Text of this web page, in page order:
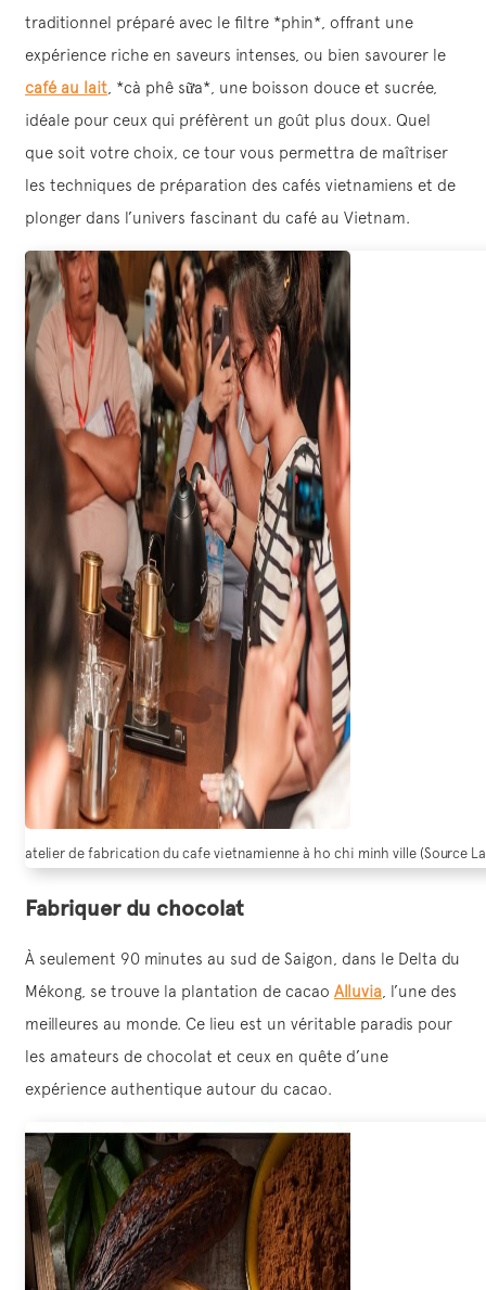
traditionnel préparé avec le filtre *phin*, offrant une
expérience riche en saveurs intenses, ou bien savourer le
café au lait , *cà phê sữa*, une boisson douce et sucrée,
idéale pour ceux qui préfèrent un goût plus doux. Quel
que soit votre choix, ce tour vous permettra de maîtriser
les techniques de préparation des cafés vietnamiens et de
plonger dans l’univers fascinant du café au Vietnam.
atelier de fabrication du cafe vietnamienne à ho chi minh ville (Source
Fabriquer du chocolat
À seulement 90 minutes au sud de Saigon, dans le Delta du
Mékong, se trouve la plantation de cacao Alluvia , l’une des
meilleures au monde. Ce lieu est un véritable paradis pour
les amateurs de chocolat et ceux en quête d’une
expérience authentique autour du cacao.